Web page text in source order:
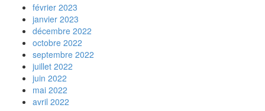
février 2023
janvier 2023
décembre 2022
octobre 2022
septembre 2022
juillet 2022
juin 2022
mai 2022
avril 2022